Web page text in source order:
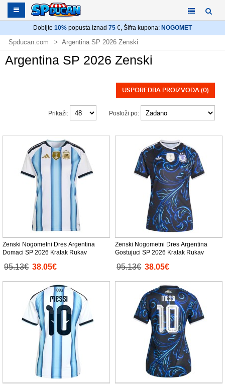
Dobijte 10% popusta iznad 75 €, Šifra kupona: NOGOMET
Spducan.com Argentina SP 2026 Zenski
Argentina SP 2026 Zenski
USPOREDBA PROIZVODA (0)
Posloži po:
Prikaži:
Zenski Nogometni Dres Argentina
Domaci SP 2026 Kratak Rukav
95.13€ 38.05€
Zenski Nogometni Dres Argentina
Gostujuci SP 2026 Kratak Rukav
95.13€ 38.05€